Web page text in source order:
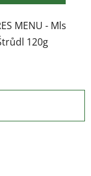
MENU - Mls
120g